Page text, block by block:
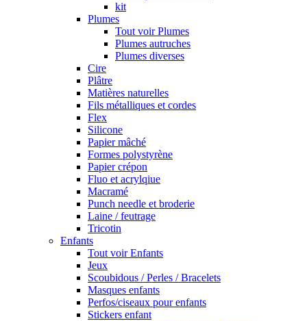
kit
Plumes
Tout voir Plumes
Plumes autruches
Plumes diverses
Cire
Plâtre
Matières naturelles
Fils métalliques et cordes
Flex
Silicone
Papier mâché
Formes polystyrène
Papier crépon
Fluo et acrylqiue
Macramé
Punch needle et broderie
Laine / feutrage
Tricotin
Enfants
Tout voir Enfants
Jeux
Scoubidous / Perles / Bracelets
Masques enfants
Perfos/ciseaux pour enfants
Stickers enfant